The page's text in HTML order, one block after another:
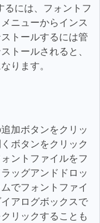
には、フォントフ
ニューからインス
トールするには管
トールされると、
ります。
加ボタンをクリッ
ボタンをクリック
ントファイルをフ
ッグアンドドロッ
でフォントファイ
アログボックスで
リックすることも